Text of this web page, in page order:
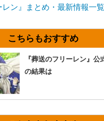
レン』まとめ・最新情報一覧
『葬送のフリーレン』公
の結果は